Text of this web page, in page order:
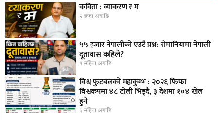
कविता : व्याकरण र म
२ हप्ता अगाडि
५५ हजार नेपालीको एउटै प्रश्न: रोमानियामा नेपाली
दूतावास कहिले?
१ महिना अगाडि
विश्व फुटबलको महाकुम्भ : २०२६ फिफा
विश्वकपमा ४८ टोली भिड्दै, ३ देशमा १०४ खेल
हुने
२ महिना अगाडि